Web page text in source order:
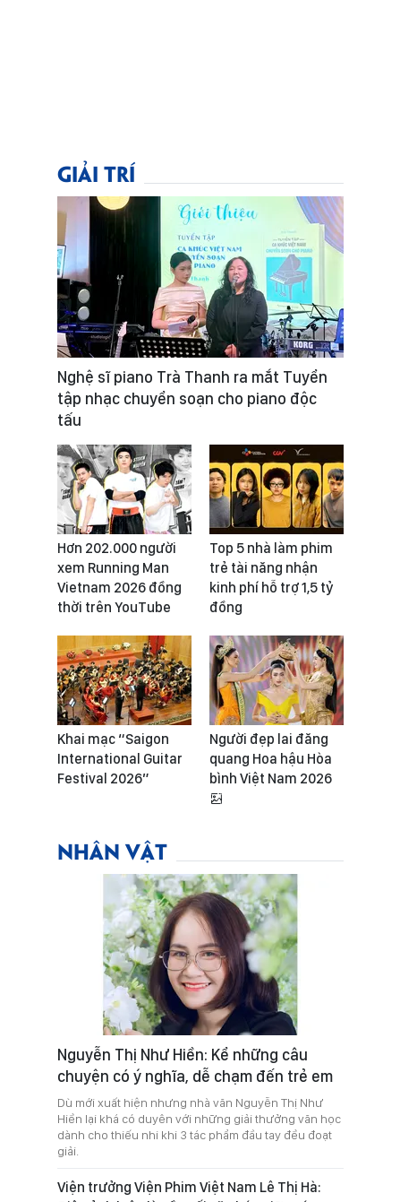
GIẢI TRÍ
Nghệ sĩ piano Trà Thanh ra mắt Tuyển
tập nhạc chuyển soạn cho piano độc
tấu
Hơn 202.000 người
xem Running Man
Vietnam 2026 đồng
thời trên YouTube
Top 5 nhà làm phim
trẻ tài năng nhận
kinh phí hỗ trợ 1,5 tỷ
đồng
Khai mạc “Saigon
International Guitar
Festival 2026”
Người đẹp lai đăng
quang Hoa hậu Hòa
bình Việt Nam 2026
NHÂN VẬT
Nguyễn Thị Như Hiền: Kể những câu
chuyện có ý nghĩa, dễ chạm đến trẻ em
Dù mới xuất hiện nhưng nhà văn Nguyễn Thị Như
Hiền lại khá có duyên với những giải thưởng văn học
dành cho thiếu nhi khi 3 tác phẩm đầu tay đều đoạt
giải.
Viện trưởng Viện Phim Việt Nam Lê Thị Hà: